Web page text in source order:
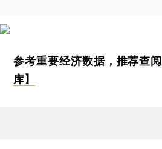
参考重要经济数据，推荐查阅
库】